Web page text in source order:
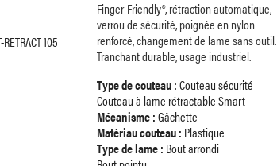
Finger-Friendly®, rétraction automatique,
verrou de sécurité, poignée en nylon
renforcé, changement de lame sans outil.
Tranchant durable, usage industriel.
Type de couteau :Couteau sécurité
Couteau à lame rétractable Smart
Mécanisme :Gâchette
Matériau couteau : Plastique
Type de lame : Bout arrondi